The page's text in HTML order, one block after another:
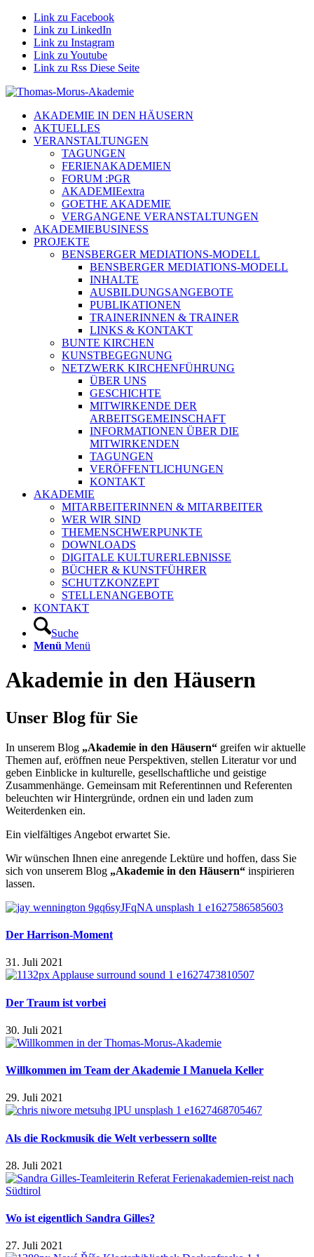
Link zu Facebook
Link zu LinkedIn
Link zu Instagram
Link zu Youtube
Link zu Rss Diese Seite
AKADEMIE IN DEN HÄUSERN
AKTUELLES
VERANSTALTUNGEN
TAGUNGEN
FERIENAKADEMIEN
FORUM :PGR
AKADEMIEextra
GOETHE AKADEMIE
VERGANGENE VERANSTALTUNGEN
AKADEMIEBUSINESS
PROJEKTE
BENSBERGER MEDIATIONS-MODELL
BENSBERGER MEDIATIONS-MODELL
INHALTE
AUSBILDUNGSANGEBOTE
PUBLIKATIONEN
TRAINERINNEN & TRAINER
LINKS & KONTAKT
BUNTE KIRCHEN
KUNSTBEGEGNUNG
NETZWERK KIRCHENFÜHRUNG
ÜBER UNS
GESCHICHTE
MITWIRKENDE DER
ARBEITSGEMEINSCHAFT
INFORMATIONEN ÜBER DIE
MITWIRKENDEN
TAGUNGEN
VERÖFFENTLICHUNGEN
KONTAKT
AKADEMIE
MITARBEITERINNEN & MITARBEITER
WER WIR SIND
THEMENSCHWERPUNKTE
DOWNLOADS
DIGITALE KULTURERLEBNISSE
BÜCHER & KUNSTFÜHRER
SCHUTZKONZEPT
STELLENANGEBOTE
KONTAKT
Suche
Menü Menü
Akademie in den Häusern
Unser Blog für Sie
In unserem Blog „Akademie in den Häusern“ greifen wir aktuelle
Themen auf, eröffnen neue Perspektiven, stellen Literatur vor und
geben Einblicke in kulturelle, gesellschaftliche und geistige
Zusammenhänge. Gemeinsam mit Referentinnen und Referenten
beleuchten wir Hintergründe, ordnen ein und laden zum
Weiterdenken ein.
Ein vielfältiges Angebot erwartet Sie.
Wir wünschen Ihnen eine anregende Lektüre und hoffen, dass Sie
sich von unserem Blog „Akademie in den Häusern“ inspirieren
lassen.
Der Harrison-Moment
31. Juli 2021
Der Traum ist vorbei
30. Juli 2021
Willkommen im Team der Akademie I Manuela Keller
29. Juli 2021
Als die Rockmusik die Welt verbessern sollte
28. Juli 2021
Wo ist eigentlich Sandra Gilles?
27. Juli 2021